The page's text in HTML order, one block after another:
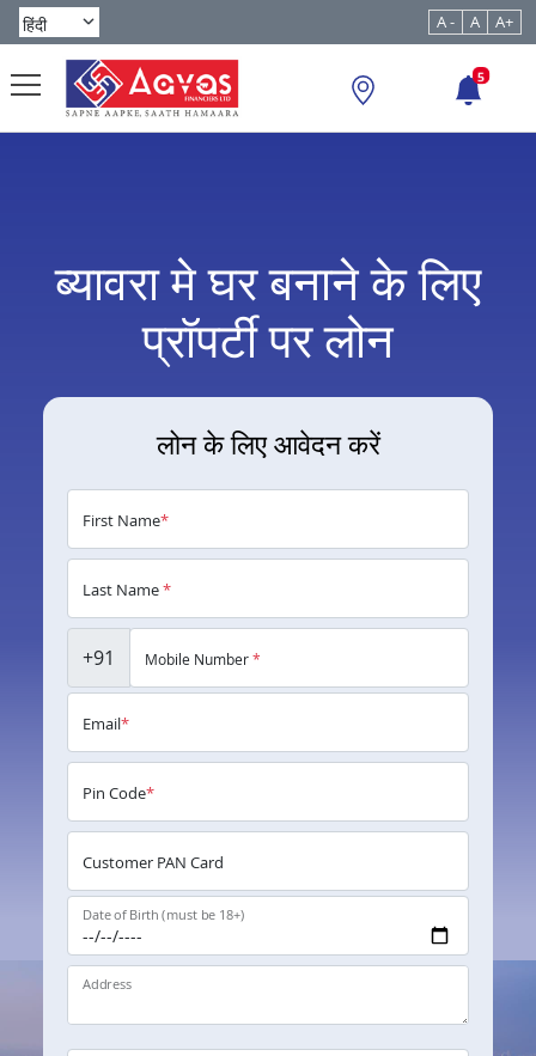
A - A A+
5
ब्यावरा मे घर बनाने के लिए
प्रॉपर्टी पर लोन
लोन के लिए आवेदन करें
First Name*
Last Name*
+91 Mobile Number*
Email*
Pin Code*
Customer PAN Card
Date of Birth (must be 18+)
Address